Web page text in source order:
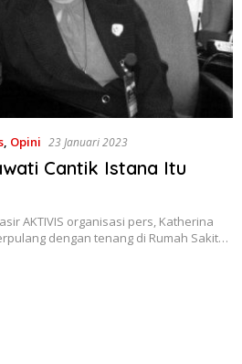
, Opini 23 Januari 2023
Cantik Istana Itu
AKTIVIS organisasi pers, Katherina
dengan tenang di Rumah Sakit…